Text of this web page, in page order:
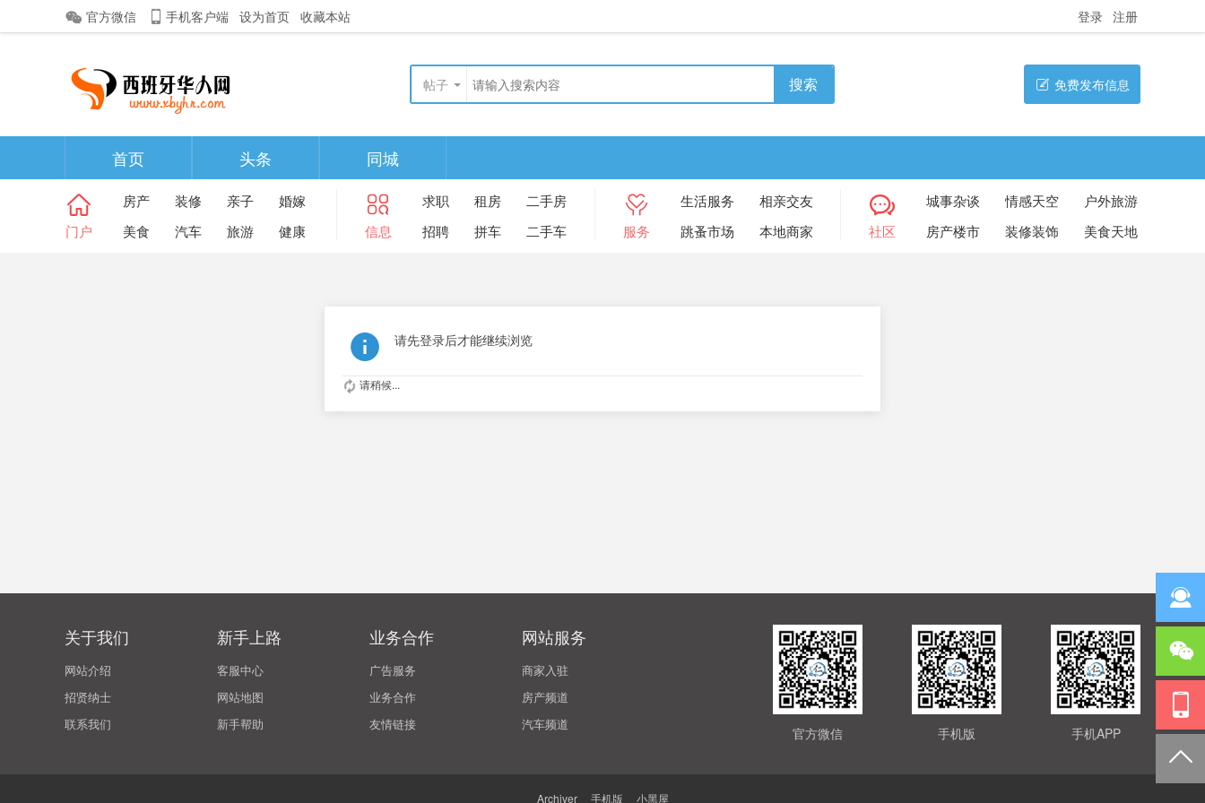
官方微信 手机客户端 设为首页 收藏本站 登录 注册
帖子 搜索 免费发布信息
首页 头条 同城
门户
房产 装修 亲子
婚嫁
美食
汽车 旅游 健康 信息
求职 租房
二手房
招聘
拼车 二手车 服务
生活服务
相亲交友
跳蚤市场
本地商家 社区
城事杂谈 情感天空
户外旅游
房产楼市
装修装饰 美食天地
请先登录后才能继续浏览
请稍候...
关于我们
网站介绍
招贤纳士
联系我们
新手上路
客服中心
网站地图
新手帮助
业务合作
广告服务
业务合作
友情链接
网站服务
商家入驻
房产频道
汽车频道
手机APP
手机版
官方微信
Archiver 手机版 小黑屋